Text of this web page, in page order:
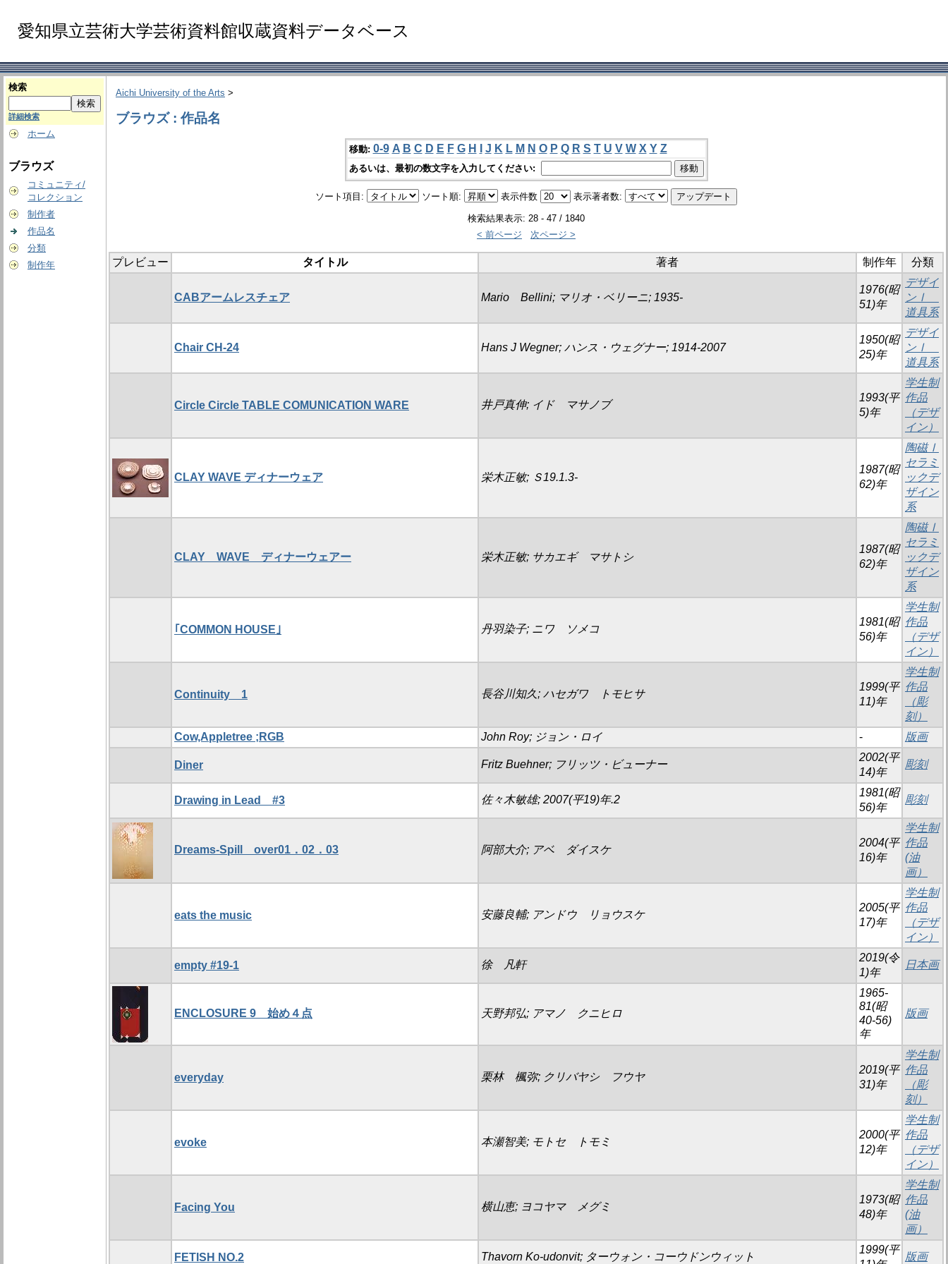
愛知県立芸術大学芸術資料館収蔵資料データベース
検索
詳細検索
ホーム
ブラウズ
コミュニティ/
コレクション
制作者
作品名
分類
制作年
Aichi University of the Arts >
ブラウズ : 作品名
移動: 0-9 A B C D E F G H J K L M N O P Q R S T U V W X Y Z
あるいは、最初の数文字を入力してください:
ソート項目: ソート順: 表示件数 表示著者数:
検索結果表示: 28 - 47 / 1840
< 前ページ
次ページ >
プレビュー タイトル 著者 制作年 分類
CABアームレスチェア Mario Bellini; マリオ・ベリーニ; 1935-
1976(昭
51)年
デザイ
ンⅠ
道具系
Chair CH-24 Hans J Wegner; ハンス・ウェグナー; 1914-2007
1950(昭
25)年
デザイ
ンⅠ
道具系
Circle Circle TABLE COMUNICATION WARE 井戸真伸; イド マサノブ
1993(平
5)年
学生制
作品
（デザ
イン）
CLAY WAVE ディナーウェア 栄木正敏; Ｓ19.1.3-
1987(昭
62)年
陶磁Ⅰ
セラミ
ックデ
ザイン
系
CLAY WAVE ディナーウェアー 栄木正敏; サカエギ マサトシ
1987(昭
62)年
陶磁Ⅰ
セラミ
ックデ
ザイン
系
｢COMMON HOUSE｣ 丹羽染子; ニワ ソメコ
1981(昭
56)年
学生制
作品
（デザ
イン）
Continuity 1 長谷川知久; ハセガワ トモヒサ
1999(平
11)年
学生制
作品
（彫
刻）
Cow,Appletree ;RGB
John Roy; ジョン・ロイ - 版画
Diner Fritz Buehner; フリッツ・ビューナー
2002(平
14)年
彫刻
Drawing in Lead #3 佐々木敏雄; 2007(平19)年.2
1981(昭
56)年
彫刻
Dreams-Spill over01．02．03 阿部大介; アベ ダイスケ
2004(平
16)年
学生制
作品
(油
画）
eats the music 安藤良輔; アンドウ リョウスケ
2005(平
17)年
学生制
作品
（デザ
イン）
empty #19-1 徐 凡軒
2019(令
1)年
日本画
ENCLOSURE 9 始め４点 天野邦弘; アマノ クニヒロ
1965-
81(昭
40-56)
年
版画
everyday 栗林 楓弥; クリバヤシ フウヤ
2019(平
31)年
学生制
作品
（彫
刻）
evoke 本瀬智美; モトセ トモミ
2000(平
12)年
学生制
作品
（デザ
イン）
Facing You 横山恵; ヨコヤマ メグミ
1973(昭
48)年
学生制
作品
(油
画）
FETISH NO.2 Thavorn Ko-udonvit; ターウォン・コーウドンウィット
1999(平
版画